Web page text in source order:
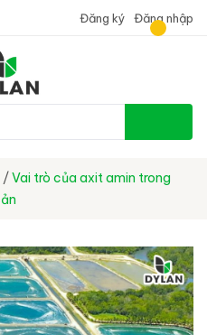
Đăng ký Đăng nhập
/Vai trò của axit amin trong